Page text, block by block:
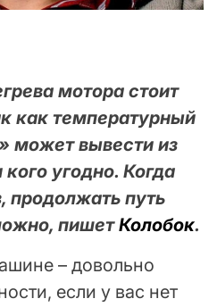
мотора стоит
как температурный
может вывести из
кого угодно. Когда
продолжать путь
пишетКолобок.
– довольно
если у вас нет